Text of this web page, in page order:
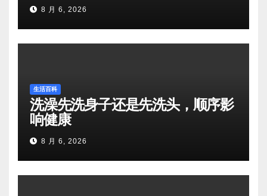
8 月 6, 2026
生活百科
洗澡先洗身子还是先洗头，顺序影
响健康
8 月 6, 2026